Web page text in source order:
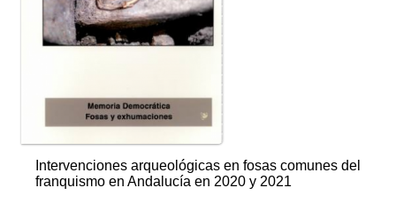
Intervenciones arqueológicas en fosas comunes del
franquismo en Andalucía en 2020 y 2021